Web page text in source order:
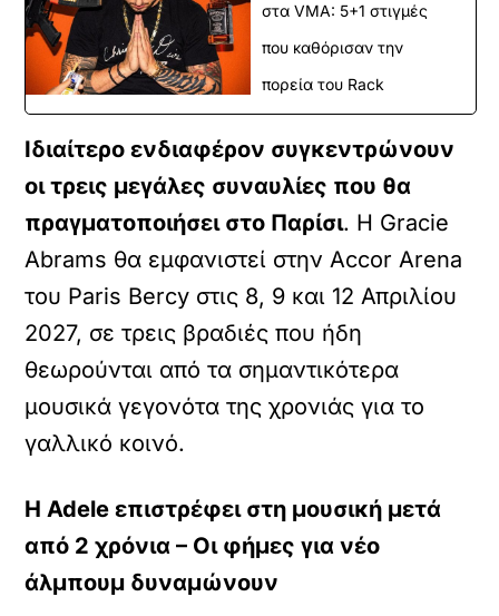
στα VMA: 5+1 στιγμές
που καθόρισαν την
πορεία του Rack
Ιδιαίτερο ενδιαφέρον συγκεντρώνουν
οι τρεις μεγάλες συναυλίες που θα
πραγματοποιήσει στο Παρίσι. Η Gracie
Abrams θα εμφανιστεί στην Accor Arena
του Paris Bercy στις 8, 9 και 12 Απριλίου
2027, σε τρεις βραδιές που ήδη
θεωρούνται από τα σημαντικότερα
μουσικά γεγονότα της χρονιάς για το
γαλλικό κοινό.
H Adele επιστρέφει στη μουσική μετά
από 2 χρόνια – Οι φήμες για νέο
άλμπουμ δυναμώνουν